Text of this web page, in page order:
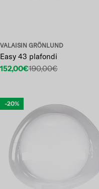
VALAISIN GRÖNLUND
Easy 43 plafondi
Etuhinta
152,00€
Normaalihinta
190,00€
-20%